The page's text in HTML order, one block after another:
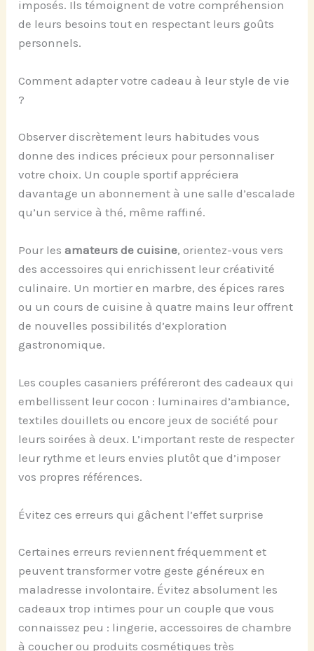
imposés. Ils témoignent de votre compréhension
de leurs besoins tout en respectant leurs goûts
personnels.
Comment adapter votre cadeau à leur style de vie
?
Observer discrètement leurs habitudes vous
donne des indices précieux pour personnaliser
votre choix. Un couple sportif appréciera
davantage un abonnement à une salle d’escalade
qu’un service à thé, même raffiné.
Pour lesamateurs de cuisine, orientez-vous vers
des accessoires qui enrichissent leur créativité
culinaire. Un mortier en marbre, des épices rares
ou un cours de cuisine à quatre mains leur offrent
de nouvelles possibilités d’exploration
gastronomique.
Les couples casaniers préféreront des cadeaux qui
embellissent leur cocon : luminaires d’ambiance,
textiles douillets ou encore jeux de société pour
leurs soirées à deux. L’important reste de respecter
leur rythme et leurs envies plutôt que d’imposer
vos propres références.
Évitez ces erreurs qui gâchent l’effet surprise
Certaines erreurs reviennent fréquemment et
peuvent transformer votre geste généreux en
maladresse involontaire. Évitez absolument les
cadeaux trop intimes pour un couple que vous
connaissez peu : lingerie, accessoires de chambre
à coucher ou produits cosmétiques très